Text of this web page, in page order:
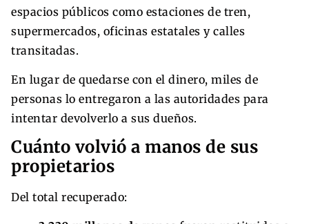
espacios públicos como estaciones de tren,
supermercados, oficinas estatales y calles
transitadas.
En lugar de quedarse con el dinero, miles de
personas lo entregaron a las autoridades para
intentar devolverlo a sus dueños.
Cuánto volvió a manos de sus
propietarios
Del total recuperado: